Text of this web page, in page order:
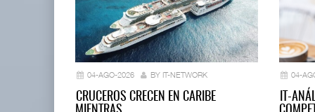
04-AGO-2026 BY IT-NETWORK
CRUCEROS CRECEN EN CARIBE
04-
IT-